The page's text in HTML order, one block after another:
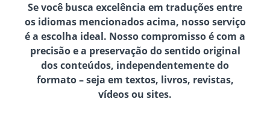
Se você busca excelência em traduções entre
os idiomas mencionados acima, nosso serviço
é a escolha ideal. Nosso compromisso é com a
precisão e a preservação do sentido original
dos conteúdos, independentemente do
formato – seja em textos, livros, revistas,
vídeos ou sites.